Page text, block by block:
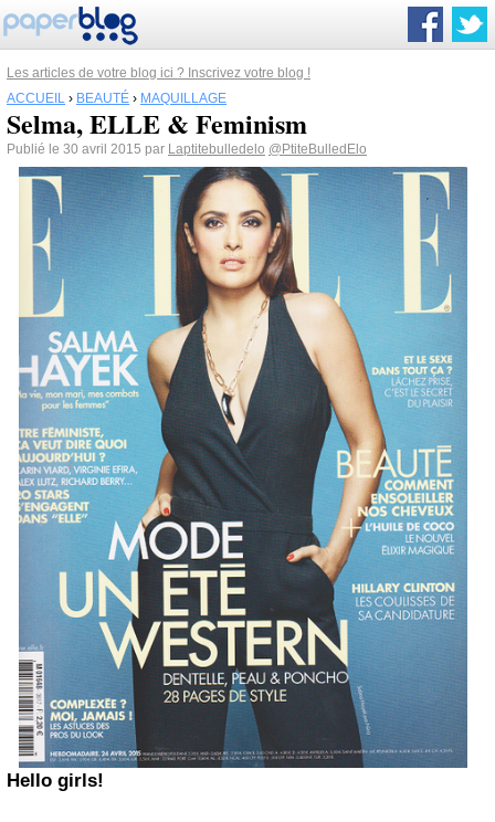
Les articles de votre blog ici ? Inscrivez votre blog !
ACCUEIL › BEAUTÉ › MAQUILLAGE
Selma, ELLE & Feminism
Publié le 30 avril 2015 par Laptitebulledelo @PtiteBulledElo
Hello girls!